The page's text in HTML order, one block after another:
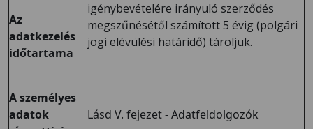
Az
adatkezelés
időtartama
igénybevételére irányuló szerződés
megszűnésétől számított 5 évig (polgári
jogi elévülési határidő) tároljuk.
A személyes
adatok
Lásd V. fejezet - Adatfeldolgozók